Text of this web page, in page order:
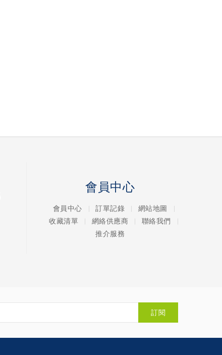
會員中心
會員中心 訂單記錄
網站地圖
收藏清單
網絡供應商
聯絡我們
推介服務
訂閱